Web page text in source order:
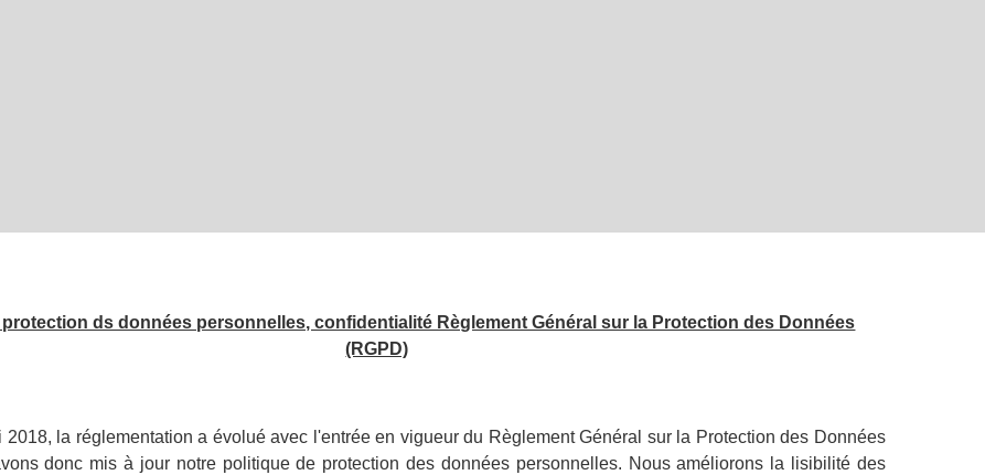
protection ds données personnelles, confidentialité Règlement Général sur la Protection des Données
(RGPD)
2018, la réglementation a évolué avec l'entrée en vigueur du Règlement Général sur la Protection des Données
donc mis à jour notre politique de protection des données personnelles. Nous améliorons la lisibilité des